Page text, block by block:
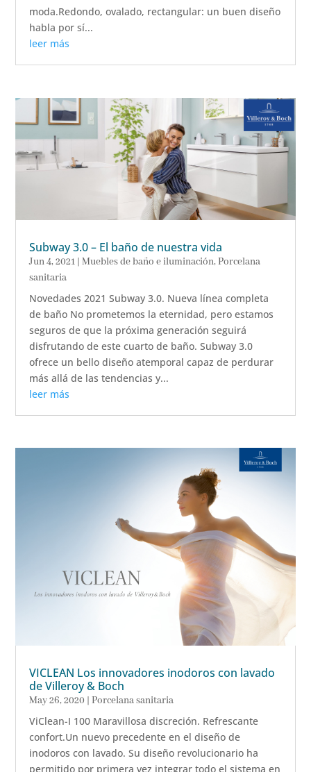
moda.Redondo, ovalado, rectangular: un buen diseño
habla por sí...
leer más
Subway 3.0 – El baño de nuestra vida
Jun 4, 2021 |Muebles de baño e iluminación,Porcelana
sanitaria
Novedades 2021 Subway 3.0. Nueva línea completa
de baño No prometemos la eternidad, pero estamos
seguros de que la próxima generación seguirá
disfrutando de este cuarto de baño. Subway 3.0
ofrece un bello diseño atemporal capaz de perdurar
más allá de las tendencias y...
leer más
VICLEAN Los innovadores inodoros con lavado
de Villeroy & Boch
May 26, 2020 |Porcelana sanitaria
ViClean-I 100 Maravillosa discreción. Refrescante
confort.Un nuevo precedente en el diseño de
inodoros con lavado. Su diseño revolucionario ha
permitido por primera vez integrar todo el sistema en